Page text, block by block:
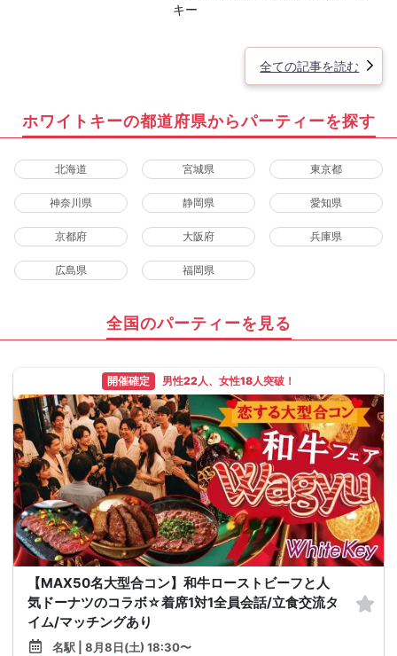
キー
全ての記事を読む
ホワイトキーの都道府県からパーティーを探す
北海道 宮城県 東京都
神奈川県 静岡県 愛知県
京都府 大阪府 兵庫県
広島県 福岡県
全国のパーティーを見る
開催確定 男性22人、女性18人突破！
【MAX50名大型合コン】和牛ローストビーフと人
気ドーナツのコラボ☆着席1対1全員会話/立食交流タ
イム/マッチングあり
名駅 | 8月8日(土) 18:30〜